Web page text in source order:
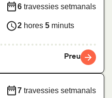
6 travessies setmanals
2 hores 5 minuts
Preu
7 travessies setmanals